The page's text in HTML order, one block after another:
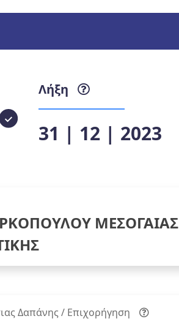
Λήξη
31 | 12 | 2023
ΜΕΣΟΓΑΙΑΣ
Δαπάνης / Επιχορήγηση